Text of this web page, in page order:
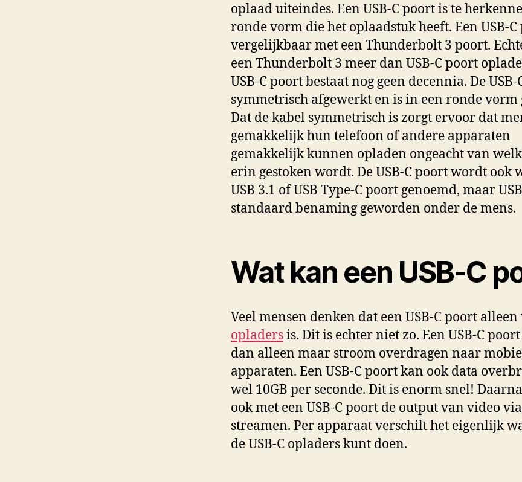
oplaad uiteindes. Een USB-C poort is te
ronde vorm die het oplaadstuk heeft. Een USB-
vergelijkbaar met een Thunderbolt 3 poort.
een Thunderbolt 3 meer dan USB-C poort
USB-C poort bestaat nog geen decennia. De
symmetrisch afgewerkt en is in een ronde vorm
Dat de kabel symmetrisch is zorgt ervoor dat
gemakkelijk hun telefoon of andere apparaten
gemakkelijk kunnen opladen ongeacht van
erin gestoken wordt. De USB-C poort wordt ook
USB 3.1 of USB Type-C poort genoemd, maar
standaard benaming geworden onder de mens.
Wat kan een USB-C
Veel mensen denken dat een USB-C poort
opladersis. Dit is echter niet zo. Een USB-C
dan alleen maar stroom overdragen naar
apparaten. Een USB-C poort kan ook data
wel 10GB per seconde. Dit is enorm snel!
ook met een USB-C poort de output van video
streamen. Per apparaat verschilt het eigenlijk
de USB-C opladers kunt doen.